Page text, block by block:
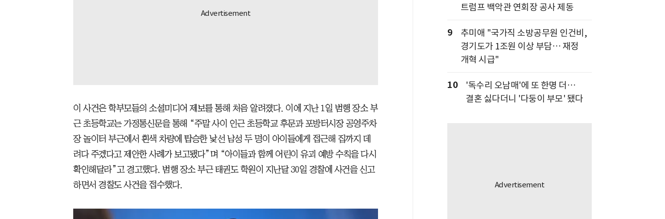
이 사건은 학부모들의 소셜미디어 제보를 통해 처음 알려졌다. 이에 지난 1일 범행 장소 부
근 초등학교는 가정통신문을 통해 “주말 사이 인근 초등학교 후문과 포방터시장 공영주차
장 놀이터 부근에서 흰색 차량에 탑승한 낯선 남성 두 명이 아이들에게 접근해 집까지 데
려다 주겠다고 제안한 사례가 보고됐다”며 “아이들과 함께 어린이 유괴 예방 수칙을 다시
확인해달라”고 경고했다. 범행 장소 부근 태권도 학원이 지난달 30일 경찰에 사건을 신고
하면서 경찰도 사건을 접수했다.
트럼프 백악관 연회장 공사 제동
9
추미애 "국가직 소방공무원 인건비,
경기도가 1조원 이상 부담… 재정
개혁 시급"
10
'독수리 오남매'에 또 한명 더…
결혼 싫다더니 '다둥이 부모' 됐다